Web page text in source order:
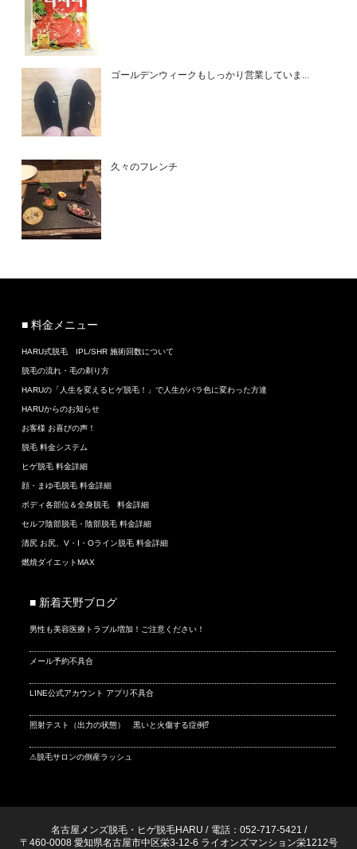
ゴールデンウィークもしっかり営業していま...
久々のフレンチ
■ 料金メニュー
HARU式脱毛 IPL/SHR 施術回数について
脱毛の流れ・毛の剃り方
HARUの「人生を変えるヒゲ脱毛！」で人生がバラ色に変わった方達
HARUからのお知らせ
お客様 お喜びの声！
脱毛 料金システム
ヒゲ脱毛 料金詳細
顔・まゆ毛脱毛 料金詳細
ボディ各部位＆全身脱毛 料金詳細
セルフ陰部脱毛・陰部脱毛 料金詳細
清尻 お尻、V・I・Oライン脱毛 料金詳細
燃焼ダイエットMAX
■ 新着天野ブログ
男性も美容医療トラブル増加！ご注意ください！
メール予約不具合
LINE公式アカウント アプリ不具合
照射テスト（出力の状態） 黒いと火傷する症例⁉
⚠脱毛サロンの倒産ラッシュ
名古屋メンズ脱毛・ヒゲ脱毛HARU / 電話：052-717-5421 /
〒460-0008 愛知県名古屋市中区栄3-12-6 ライオンズマンション栄1212号